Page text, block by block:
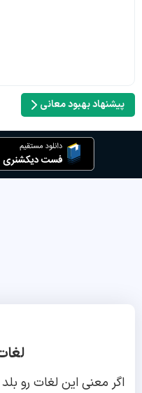
پیشنهاد بهبود معانی
اگر معنی این لغات رو